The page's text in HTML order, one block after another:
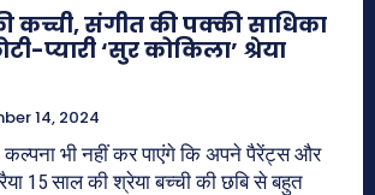
कच्ची, संगीत की पक्की साधिका
प्यारी ‘सुर कोकिला’ श्रेया
14, 2024
भी नहीं कर पाएंगे कि अपने पैरेंट्स और
15 साल की श्रेया बच्ची की छबि से बहुत